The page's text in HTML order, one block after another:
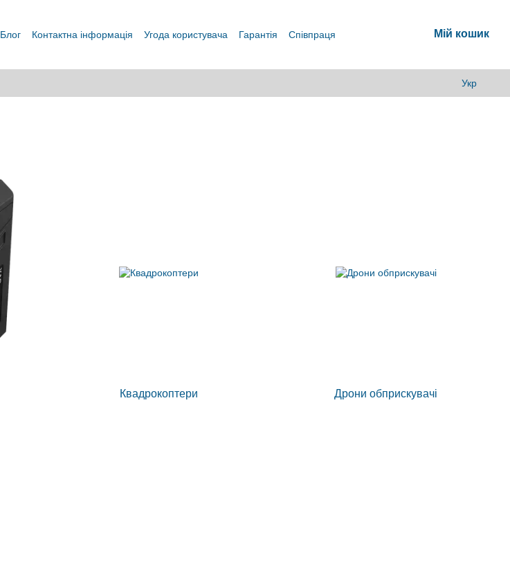
Блог Контактна інформація Угода користувача Гарантія Співпраця Мій кошик
Укр
Квадрокоптери Дрони обприскувачі